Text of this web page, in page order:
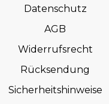
Datenschutz
AGB
Widerrufsrecht
Rücksendung
Sicherheitshinweise